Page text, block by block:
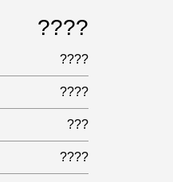
????
????
????
???
????